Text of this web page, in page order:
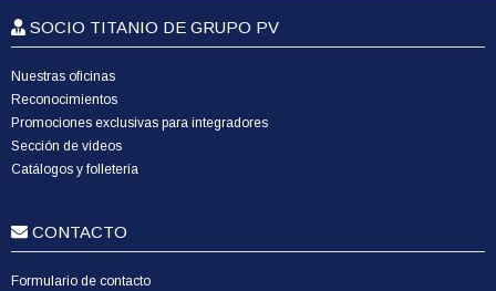
SOCIO TITANIO DE GRUPO PV
Nuestras oficinas
Reconocimientos
Promociones exclusivas para integradores
Sección de videos
Catálogos y folletería
CONTACTO
Formulario de contacto